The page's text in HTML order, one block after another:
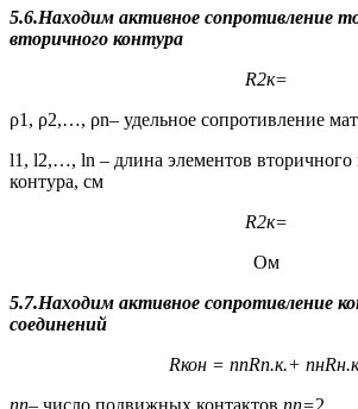
5.6.Находим активное сопротивление
вторичного контура
R2к=
ρ1, ρ2,…, ρn– удельное сопротивление
l1, l2,…, ln – длина элементов вторичного
контура, см
R2к=
Ом
5.7.Находим активное сопротивление
соединений
Rкон = nnRn.к.+ nнR
nn– число подвижных контактов nn=2